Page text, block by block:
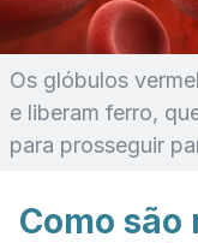
Os glóbulos
e liberam ferro,
para prosseguir
Como são